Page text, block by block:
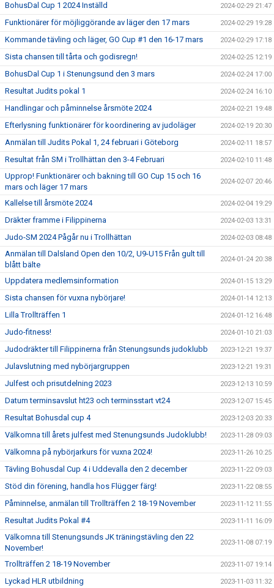
BohusDal Cup 1 2024 Inställd 2024-02-29 21:47
Funktionärer för möjliggörande av läger den 17 mars 2024-02-29 19:28
Kommande tävling och läger, GO Cup #1 den 16-17 mars 2024-02-29 17:18
Sista chansen till tårta och godisregn! 2024-02-25 12:19
BohusDal Cup 1 i Stenungsund den 3 mars 2024-02-24 17:00
Resultat Judits pokal 1 2024-02-24 16:10
Handlingar och påminnelse årsmöte 2024 2024-02-21 19:48
Efterlysning funktionärer för koordinering av judoläger 2024-02-19 20:30
Anmälan till Judits Pokal 1, 24 februari i Göteborg 2024-02-11 18:57
Resultat från SM i Trollhättan den 3-4 Februari 2024-02-10 11:48
Upprop! Funktionärer och bakning till GO Cup 15 och 16
mars och läger 17 mars
2024-02-07 20:46
Kallelse till årsmöte 2024 2024-02-04 19:29
Dräkter framme i Filippinerna 2024-02-03 13:31
Judo-SM 2024 Pågår nu i Trollhättan 2024-02-03 08:48
Anmälan till Dalsland Open den 10/2, U9-U15 Från gult till
blått bälte
2024-01-24 20:38
Uppdatera medlemsinformation 2024-01-15 13:29
Sista chansen för vuxna nybörjare! 2024-01-14 12:13
Lilla Trollträffen 1 2024-01-12 16:48
Judo-fitness! 2024-01-10 21:03
Judodräkter till Filippinerna från Stenungsunds judoklubb 2023-12-21 19:37
Julavslutning med nybörjargruppen 2023-12-21 19:31
Julfest och prisutdelning 2023 2023-12-13 10:59
Datum terminsavslut ht23 och terminsstart vt24 2023-12-07 15:45
Resultat Bohusdal cup 4 2023-12-03 20:33
Välkomna till årets julfest med Stenungsunds Judoklubb! 2023-11-28 09:03
Välkomna på nybörjarkurs för vuxna 2024! 2023-11-26 10:25
Tävling Bohusdal Cup 4 i Uddevalla den 2 december 2023-11-22 09:03
Stöd din förening, handla hos Flügger färg! 2023-11-22 08:55
Påminnelse, anmälan till Trollträffen 2 18-19 November 2023-11-12 11:55
Resultat Judits Pokal #4 2023-11-11 16:09
Välkomna till Stenungsunds JK träningstävling den 22
November!
2023-11-08 07:19
Trollträffen 2 18-19 November 2023-11-07 19:14
Lyckad HLR utbildning 2023-11-03 11:32